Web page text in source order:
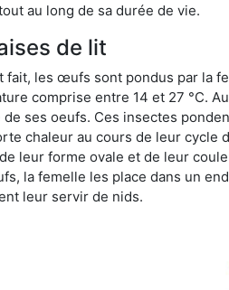
au long de sa durée de vie.
de lit
fait, les œufs sont pondus par la
comprise entre 14 et 27 °C.
de ses oeufs. Ces insectes
chaleur au cours de leur
leur forme ovale et de leur
la femelle les place dans un
leur servir de nids.